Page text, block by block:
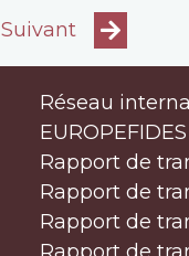
Suivant
Réseau
EUROPEFIDES
Rapport de
Rapport de
Rapport de